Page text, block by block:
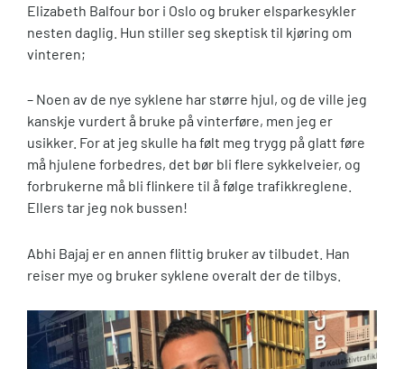
Elizabeth Balfour bor i Oslo og bruker elsparkesykler
nesten daglig. Hun stiller seg skeptisk til kjøring om
vinteren;
– Noen av de nye syklene har større hjul, og de ville jeg
kanskje vurdert å bruke på vinterføre, men jeg er
usikker. For at jeg skulle ha følt meg trygg på glatt føre
må hjulene forbedres, det bør bli flere sykkelveier, og
forbrukerne må bli flinkere til å følge trafikkreglene.
Ellers tar jeg nok bussen!
Abhi Bajaj er en annen flittig bruker av tilbudet. Han
reiser mye og bruker syklene overalt der de tilbys.